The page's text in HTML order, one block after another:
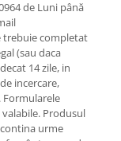
de Luni până
trebuie completat
(sau daca
14 zile, in
incercare,
Produsul
urme